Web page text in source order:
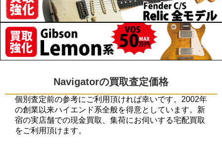
Navigatorの買取査定価格
個別査定前の参考にご利用頂ければ幸いです。2002年
の創業以来ハイエンド系全般を得意としています。新
宿の実店舗での現金買取、集荷にお伺いする宅配買取
をご利用頂けます。